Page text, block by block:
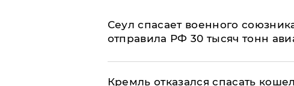
​Сеул спасает военного
отправила РФ 30 тысяч тонн
Кремль отказался спасать